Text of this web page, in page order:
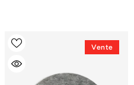
Vente